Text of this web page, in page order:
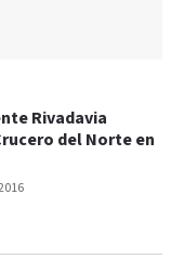
Rivadavia
del Norte en